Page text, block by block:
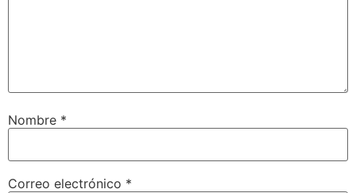
Nombre *
Correo electrónico *